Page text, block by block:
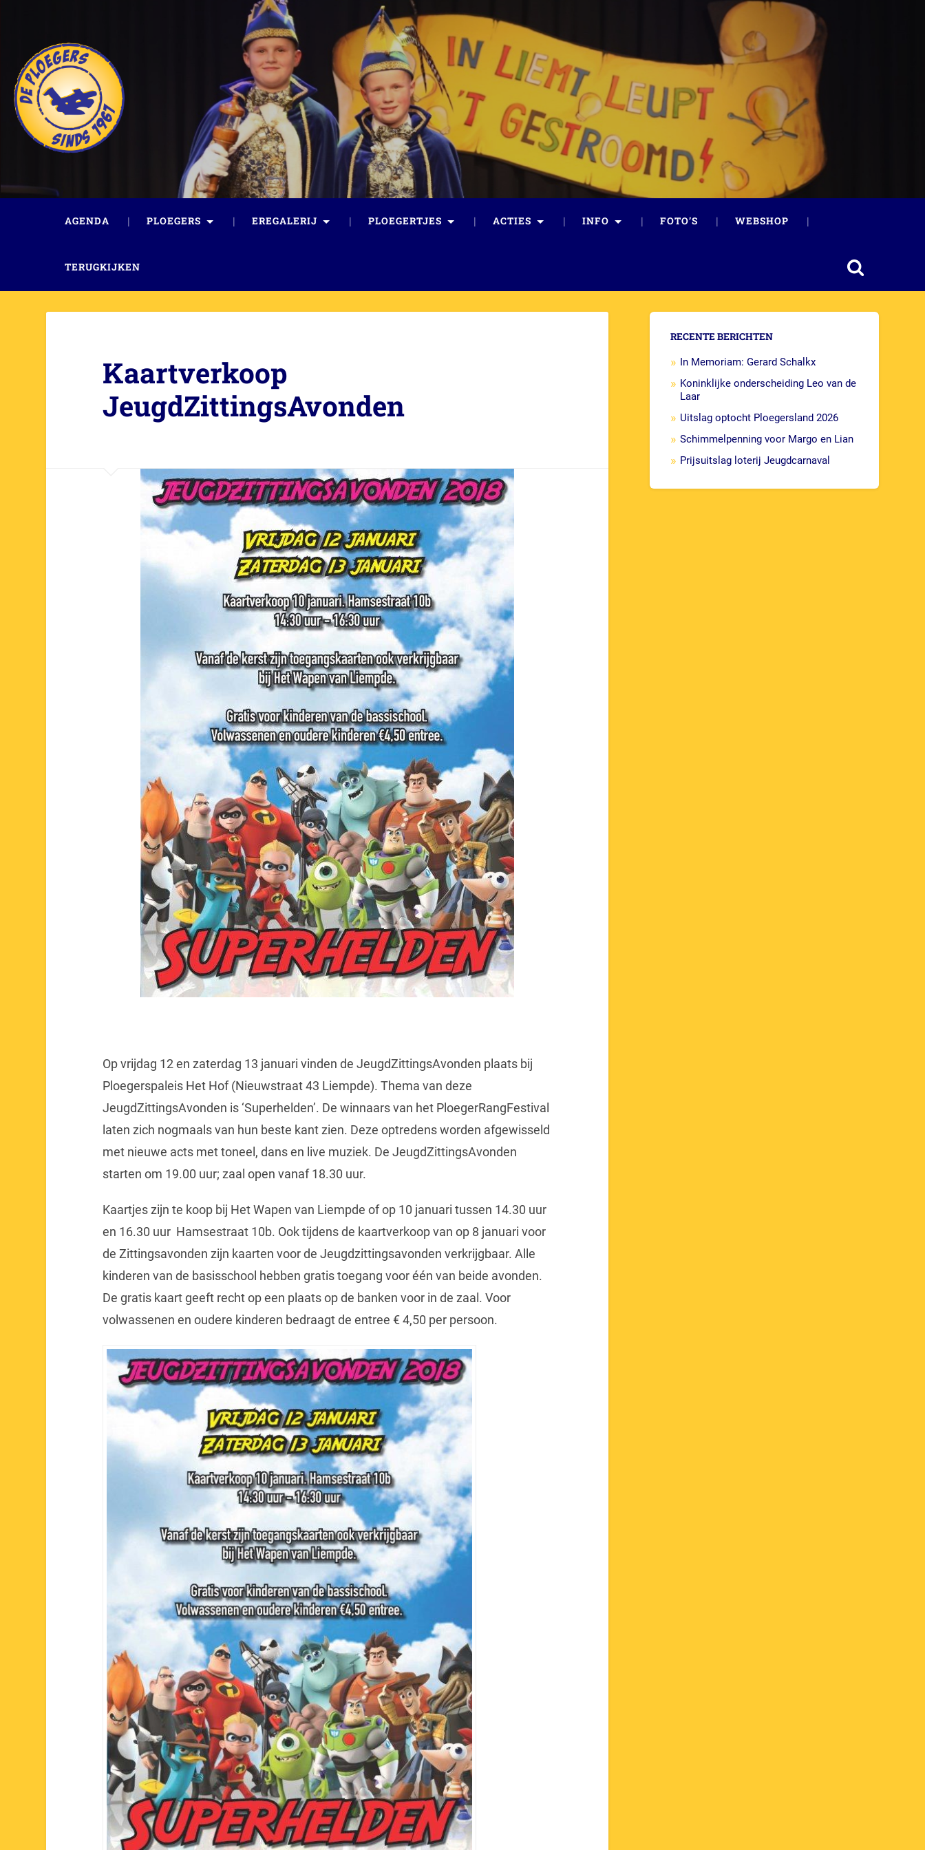
AGENDA PLOEGERS EREGALERIJ PLOEGERTJES ACTIES INFO FOTO’S WEBSHOP
TERUGKIJKEN
Kaartverkoop
JeugdZittingsAvonden
Op vrijdag 12 en zaterdag 13 januari vinden de JeugdZittingsAvonden plaats bij
Ploegerspaleis Het Hof (Nieuwstraat 43 Liempde). Thema van deze
JeugdZittingsAvonden is ‘Superhelden’. De winnaars van het PloegerRangFestival
laten zich nogmaals van hun beste kant zien. Deze optredens worden afgewisseld
met nieuwe acts met toneel, dans en live muziek. De JeugdZittingsAvonden
starten om 19.00 uur; zaal open vanaf 18.30 uur.
Kaartjes zijn te koop bij Het Wapen van Liempde of op 10 januari tussen 14.30 uur
en 16.30 uur Hamsestraat 10b. Ook tijdens de kaartverkoop van op 8 januari voor
de Zittingsavonden zijn kaarten voor de Jeugdzittingsavonden verkrijgbaar. Alle
kinderen van de basisschool hebben gratis toegang voor één van beide avonden.
De gratis kaart geeft recht op een plaats op de banken voor in de zaal. Voor
volwassenen en oudere kinderen bedraagt de entree € 4,50 per persoon.
RECENTE BERICHTEN
In Memoriam: Gerard Schalkx
Koninklijke onderscheiding Leo van de
Laar
Uitslag optocht Ploegersland 2026
Schimmelpenning voor Margo en Lian
Prijsuitslag loterij Jeugdcarnaval